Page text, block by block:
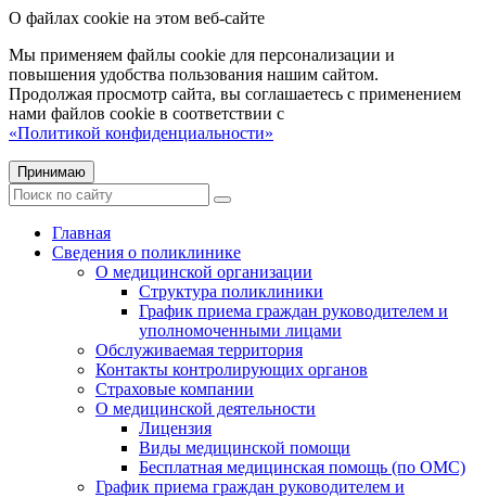
О файлах cookie на этом веб-сайте
Мы применяем файлы cookie для персонализации и
повышения удобства пользования нашим сайтом.
Продолжая просмотр сайта, вы соглашаетесь с применением
нами файлов cookie в соответствии с
«Политикой конфиденциальности»
Принимаю
Главная
Сведения о поликлинике
О медицинской организации
Структура поликлиники
График приема граждан руководителем и
уполномоченными лицами
Обслуживаемая территория
Контакты контролирующих органов
Страховые компании
О медицинской деятельности
Лицензия
Виды медицинской помощи
Бесплатная медицинская помощь (по ОМС)
График приема граждан руководителем и